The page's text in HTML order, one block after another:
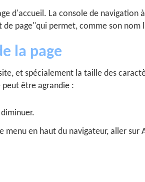
d'accueil. La console de
page"qui permet, comme son
la page
et spécialement la taille des
être agrandie :
en haut du navigateur, aller